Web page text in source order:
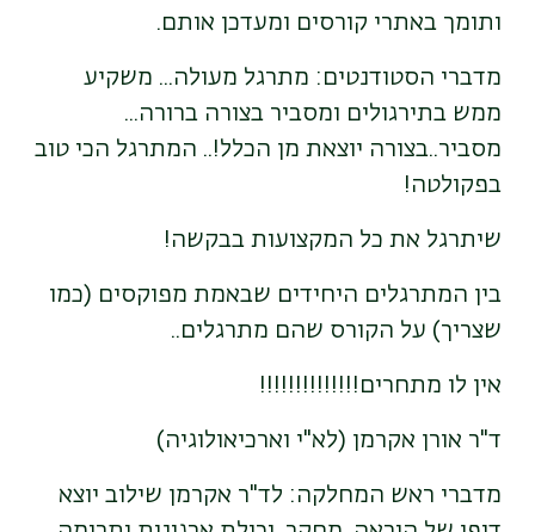
ותומך באתרי קורסים ומעדכן אותם.
מדברי הסטודנטים: מתרגל מעולה... משקיע
ממש בתירגולים ומסביר בצורה ברורה...
מסביר..בצורה יוצאת מן הכלל!.. המתרגל הכי טוב
בפקולטה!
שיתרגל את כל המקצועות בבקשה!
בין המתרגלים היחידים שבאמת מפוקסים (כמו
שצריך) על הקורס שהם מתרגלים..
אין לו מתחרים!!!!!!!!!!!!!!
ד"ר אורן אקרמן (לא"י וארכיאולוגיה)
מדברי ראש המחלקה: לד"ר אקרמן שילוב יוצא